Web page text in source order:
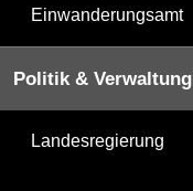
Einwanderungsamt
Politik & Verwaltung
Landesregierung